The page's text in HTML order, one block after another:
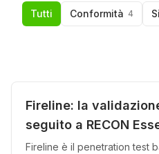
Tutti Conformità 4
Prodotto PDF
Fireline: la
seguito a RECON
Fireline è il penetration test